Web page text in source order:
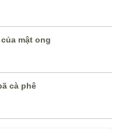
mật ong
cà phê